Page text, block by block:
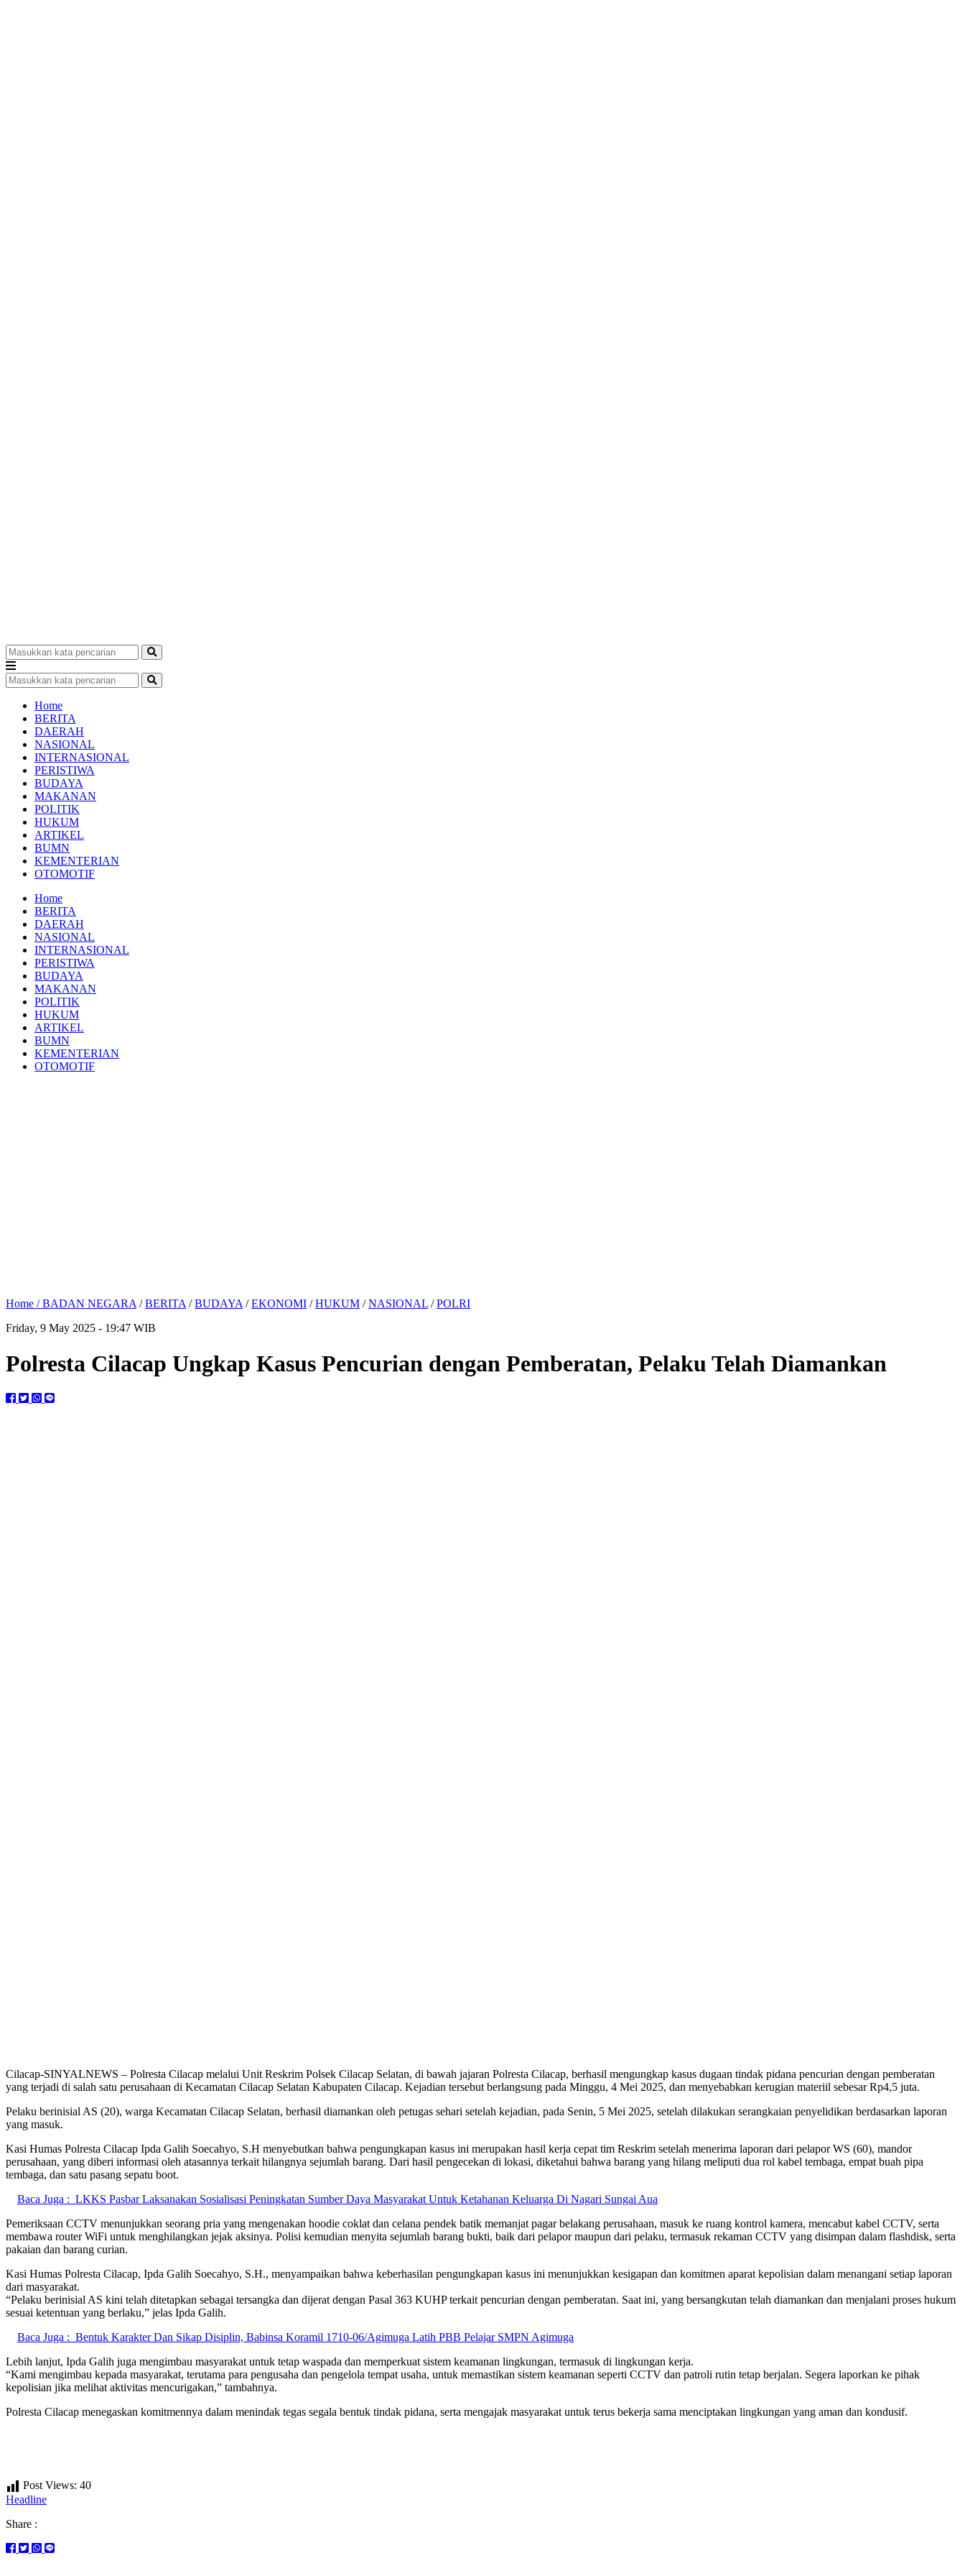
Home
BERITA
DAERAH
NASIONAL
INTERNASIONAL
PERISTIWA
BUDAYA
MAKANAN
POLITIK
HUKUM
ARTIKEL
BUMN
KEMENTERIAN
OTOMOTIF
Home
BERITA
DAERAH
NASIONAL
INTERNASIONAL
PERISTIWA
BUDAYA
MAKANAN
POLITIK
HUKUM
ARTIKEL
BUMN
KEMENTERIAN
OTOMOTIF
Home /BADAN NEGARA /BERITA /BUDAYA /EKONOMI /HUKUM /NASIONAL /POLRI
Friday, 9 May 2025 - 19:47 WIB
Polresta Cilacap Ungkap Kasus Pencurian dengan Pemberatan, Pelaku Telah Diamankan
Cilacap-SINYALNEWS – Polresta Cilacap melalui Unit Reskrim Polsek Cilacap Selatan, di bawah jajaran Polresta Cilacap, berhasil mengungkap kasus dugaan tindak pidana pencurian dengan pemberatan
yang terjadi di salah satu perusahaan di Kecamatan Cilacap Selatan Kabupaten Cilacap. Kejadian tersebut berlangsung pada Minggu, 4 Mei 2025, dan menyebabkan kerugian materiil sebesar Rp4,5 juta.
Pelaku berinisial AS (20), warga Kecamatan Cilacap Selatan, berhasil diamankan oleh petugas sehari setelah kejadian, pada Senin, 5 Mei 2025, setelah dilakukan serangkaian penyelidikan berdasarkan laporan
yang masuk.
Kasi Humas Polresta Cilacap Ipda Galih Soecahyo, S.H menyebutkan bahwa pengungkapan kasus ini merupakan hasil kerja cepat tim Reskrim setelah menerima laporan dari pelapor WS (60), mandor
perusahaan, yang diberi informasi oleh atasannya terkait hilangnya sejumlah barang. Dari hasil pengecekan di lokasi, diketahui bahwa barang yang hilang meliputi dua rol kabel tembaga, empat buah pipa
tembaga, dan satu pasang sepatu boot.
Baca Juga : LKKS Pasbar Laksanakan Sosialisasi Peningkatan Sumber Daya Masyarakat Untuk Ketahanan Keluarga Di Nagari Sungai Aua
Pemeriksaan CCTV menunjukkan seorang pria yang mengenakan hoodie coklat dan celana pendek batik memanjat pagar belakang perusahaan, masuk ke ruang kontrol kamera, mencabut kabel CCTV, serta
membawa router WiFi untuk menghilangkan jejak aksinya. Polisi kemudian menyita sejumlah barang bukti, baik dari pelapor maupun dari pelaku, termasuk rekaman CCTV yang disimpan dalam flashdisk, serta
pakaian dan barang curian.
Kasi Humas Polresta Cilacap, Ipda Galih Soecahyo, S.H., menyampaikan bahwa keberhasilan pengungkapan kasus ini menunjukkan kesigapan dan komitmen aparat kepolisian dalam menangani setiap laporan
dari masyarakat.
“Pelaku berinisial AS kini telah ditetapkan sebagai tersangka dan dijerat dengan Pasal 363 KUHP terkait pencurian dengan pemberatan. Saat ini, yang bersangkutan telah diamankan dan menjalani proses hukum
sesuai ketentuan yang berlaku,” jelas Ipda Galih.
Baca Juga : Bentuk Karakter Dan Sikap Disiplin, Babinsa Koramil 1710-06/Agimuga Latih PBB Pelajar SMPN Agimuga
Lebih lanjut, Ipda Galih juga mengimbau masyarakat untuk tetap waspada dan memperkuat sistem keamanan lingkungan, termasuk di lingkungan kerja.
“Kami mengimbau kepada masyarakat, terutama para pengusaha dan pengelola tempat usaha, untuk memastikan sistem keamanan seperti CCTV dan patroli rutin tetap berjalan. Segera laporkan ke pihak
kepolisian jika melihat aktivitas mencurigakan,” tambahnya.
Polresta Cilacap menegaskan komitmennya dalam menindak tegas segala bentuk tindak pidana, serta mengajak masyarakat untuk terus bekerja sama menciptakan lingkungan yang aman dan kondusif.
Post Views: 40
Headline
Share :